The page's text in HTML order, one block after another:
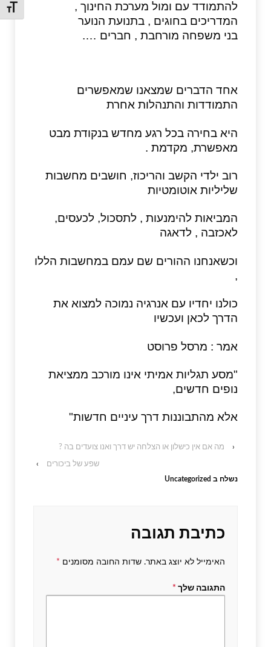
מתג
להתמודד עם ומול מערכת החינוך ,
המדריכים בחוגים , בתנועת הנוער
בני משפחה מורחבת , חברים ….
אחד הדברים שמצאנו שמאפשרים
התמודדות והתנהלות אחרת
היא בחירה בכל רגע מחדש בנקודת מבט
מאפשרת, מקדמת .
רוב ילדי הקשב והריכוז, חושבים מחשבות
שליליות אוטומטיות
המביאות להימנעות , לתסכול, לכעסים,
לאכזבה , לדאגה
וכשאנחנו ההורים שם עמם במחשבות הללו
,
כולנו יחדיו עם אנרגיה נמוכה למצוא את
הדרך לכאן ועכשיו
אמר : מרסל פרוסט
"מסע תגליות אמיתי אינו מורכב ממציאת
נופים חדשים,
אלא מהתבוננות דרך עיניים חדשות"
‹ מה אם אין כישלון או הצלחה יש דרך ואנו צועדים בה ?
שפע של ביכורים ›
נשלח ב Uncategorized
כתיבת תגובה
האימייל לא יוצג באתר. שדות החובה מסומנים *
התגובה שלך *